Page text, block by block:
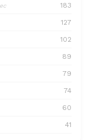
183
127
102
89
79
74
60
41